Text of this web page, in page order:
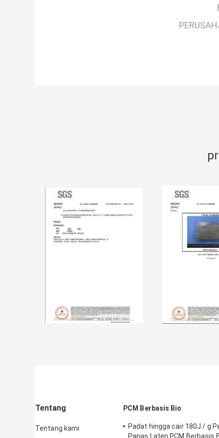
Tentang
Tentang kami
PCM Berbasis Bio
Padat hingga cair 180J / g
Panas Laten PCM Berbasis